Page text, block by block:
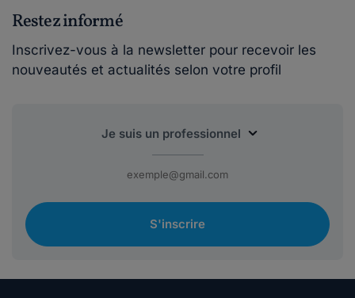
Restez informé
Inscrivez-vous à la newsletter pour recevoir les
nouveautés et actualités selon votre profil
S'inscrire